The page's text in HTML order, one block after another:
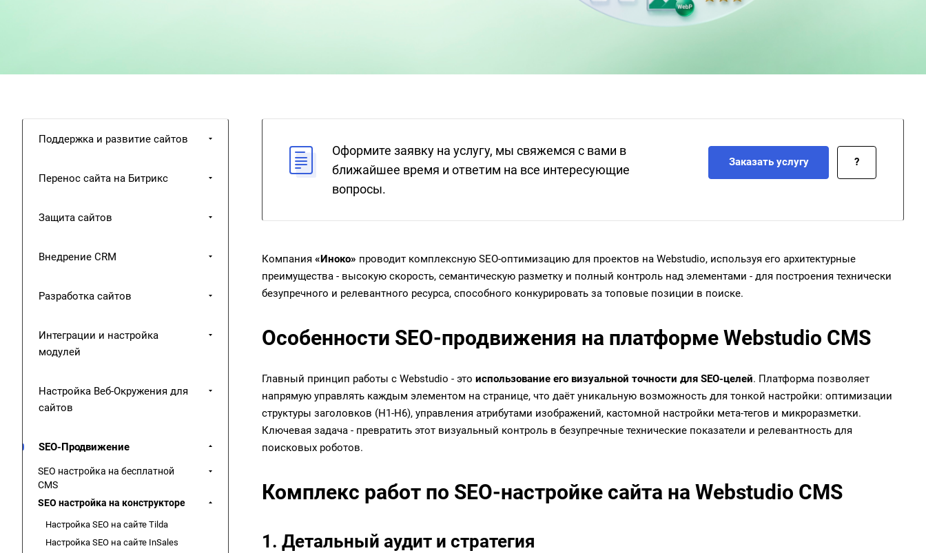
Оформите заявку на услугу, мы свяжемся с вами в
ближайшее время и ответим на все интересующие
вопросы.
Заказать услугу ?
Компания «Иноко» проводит комплексную SEO-оптимизацию для проектов на Webstudio, используя его архитектурные
преимущества - высокую скорость, семантическую разметку и полный контроль над элементами - для построения технически
безупречного и релевантного ресурса, способного конкурировать за топовые позиции в поиске.
Особенности SEO-продвижения на платформе Webstudio CMS
Главный принцип работы с Webstudio - это использование его визуальной точности для SEO-целей. Платформа позволяет
напрямую управлять каждым элементом на странице, что даёт уникальную возможность для тонкой настройки: оптимизации
структуры заголовков (H1-H6), управления атрибутами изображений, кастомной настройки мета-тегов и микроразметки.
Ключевая задача - превратить этот визуальный контроль в безупречные технические показатели и релевантность для
поисковых роботов.
Комплекс работ по SEO-настройке сайта на Webstudio CMS
1. Детальный аудит и стратегия
Поддержка и развитие сайтов
Перенос сайта на Битрикс
Защита сайтов
Внедрение CRM
Разработка сайтов
Интеграции и настройка
модулей
Настройка Веб-Окружения для
сайтов
SEO-Продвижение
SEO настройка на бесплатной
CMS
SEO настройка на конструкторе
Настройка SEO на сайте Tilda
Настройка SEO на сайте InSales